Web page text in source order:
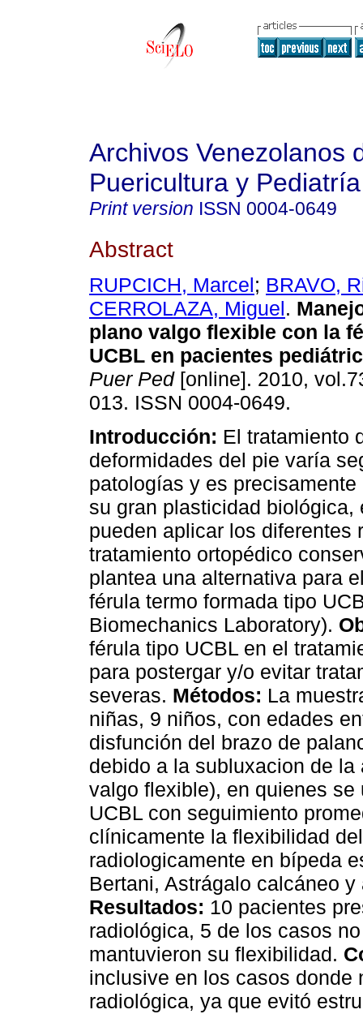
Archivos Venezolanos
Puericultura y Pediatría
Print version ISSN 0004-0649
Abstract
RUPCICH, Marcel; BRAVO,
CERROLAZA, Miguel.
plano valgo flexible con la
UCBL en pacientes
Puer Ped[online]. 2010,
013. ISSN 0004-0649.
Introducción: El tratamiento
deformidades del pie varía
patologías y es precisamente
su gran plasticidad biológica,
pueden aplicar los diferentes
tratamiento ortopédico
plantea una alternativa para
férula termo formada tipo
Biomechanics Laboratory).
férula tipo UCBL en el
para postergar y/o evitar
severas. Métodos: La
niñas, 9 niños, con edades
disfunción del brazo de
debido a la subluxacion de
valgo flexible), en quienes
UCBL con seguimiento
clínicamente la flexibilidad
radiologicamente en bípeda
Bertani, Astrágalo calcáneo
Resultados: 10 pacientes
radiológica, 5 de los casos
mantuvieron su flexibilidad.
inclusive en los casos donde
radiológica, ya que evitó